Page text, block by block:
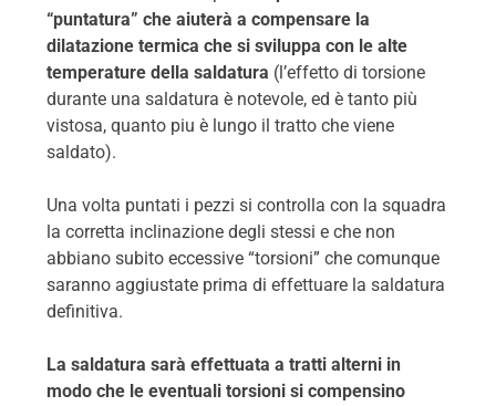
“puntatura” che aiuterà a compensare la
dilatazione termica che si sviluppa con le alte
temperature della saldatura (l’effetto di torsione
durante una saldatura è notevole, ed è tanto più
vistosa, quanto piu è lungo il tratto che viene
saldato).
Una volta puntati i pezzi si controlla con la squadra
la corretta inclinazione degli stessi e che non
abbiano subito eccessive “torsioni” che comunque
saranno aggiustate prima di effettuare la saldatura
definitiva.
La saldatura sarà effettuata a tratti alterni in
modo che le eventuali torsioni si compensino